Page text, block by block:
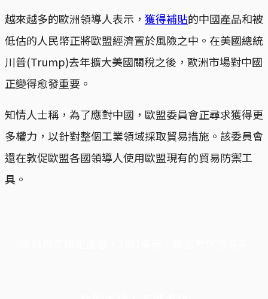
越來越多的歐洲領導人表示， 獲得補貼的中國產品和被
低估的人民幣正將歐盟經濟置於風險之中。在美國總統
川普(Trump)去年擴大美國關稅之後，歐洲市場對中國
正變得愈發重要。
知情人士稱，為了應對中國，歐盟委員會正尋求獲得更
多權力，以針對整個工業領域採取貿易措施。該委員會
還在敦促歐盟各國領導人使用歐盟現有的貿易防禦工
具。